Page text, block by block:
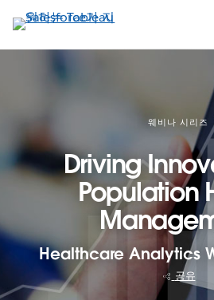
요
콘
웨비나 시리즈
Driving
Population
Healthcare Analytics
공유